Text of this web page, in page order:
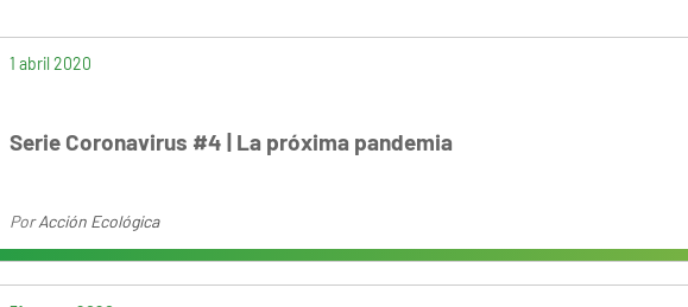
1 abril 2020
Serie Coronavirus #4 | La próxima pandemia
PorAcción Ecológica